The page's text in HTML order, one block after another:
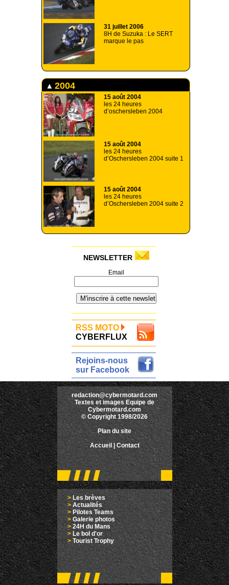
31 juillet 2006
8H de Suzuka : Le SERT
marque le pas
2004
15 août 2004
les 24 heures
d’oschersleben 2004
15 août 2004
les 24 heures
d’Oschersleben 2004 suite 1
15 août 2004
les 24 heures
d’Oschersleben 2004 suite 2
NEWSLETTER
Email
RSS MOTO
CYBERFLUX
Rejoins-nous
sur Facebook
redaction@cybermotard.com
Textes et images Equipe de
Cybermotard.com
© Copyright 1998/2026
Plan du site
Accueil|Contact
>Les brèves
>Actualités
> Pilotes Teams
>Galerie photos
>24H du Mans
>Le bol d'or
> Tourist Trophy